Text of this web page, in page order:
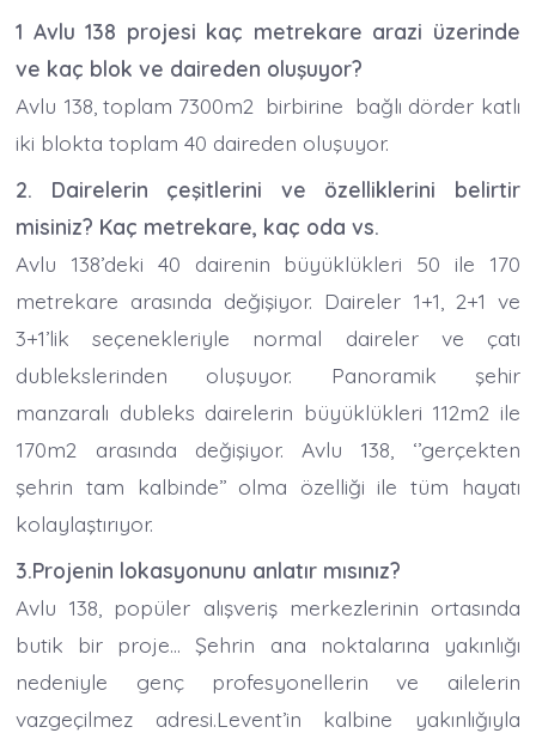
1 Avlu 138 projesi kaç metrekare arazi üzerinde
ve kaç blok ve daireden oluşuyor?
Avlu 138, toplam 7300m2 birbirine bağlı dörder katlı
iki blokta toplam 40 daireden oluşuyor.
2. Dairelerin çeşitlerini ve özelliklerini belirtir
misiniz? Kaç metrekare, kaç oda vs.
Avlu 138’deki 40 dairenin büyüklükleri 50 ile 170
metrekare arasında değişiyor. Daireler 1+1, 2+1 ve
3+1’lik seçenekleriyle normal daireler ve çatı
dublekslerinden oluşuyor. Panoramik şehir
manzaralı dubleks dairelerin büyüklükleri 112m2 ile
170m2 arasında değişiyor. Avlu 138, ‘’gerçekten
şehrin tam kalbinde’’ olma özelliği ile tüm hayatı
kolaylaştırıyor.
3.Projenin lokasyonunu anlatır mısınız?
Avlu 138, popüler alışveriş merkezlerinin ortasında
butik bir proje… Şehrin ana noktalarına yakınlığı
nedeniyle genç profesyonellerin ve ailelerin
vazgeçilmez adresi.Levent’in kalbine yakınlığıyla